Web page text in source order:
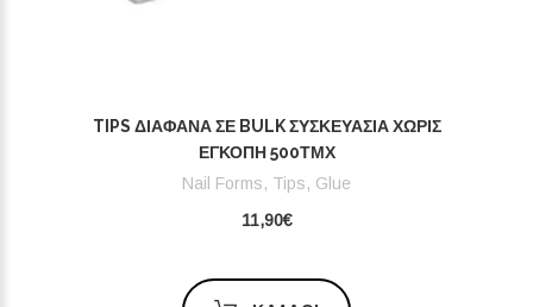
TIPS ΔΙΆΦΑΝΑ ΣΕ BULK ΣΥΣΚΕΥΑΣΊΑ ΧΩΡΊΣ
ΕΓΚΟΠΉ 500ΤΜΧ
Nail Forms, Tips, Glue
11,90€